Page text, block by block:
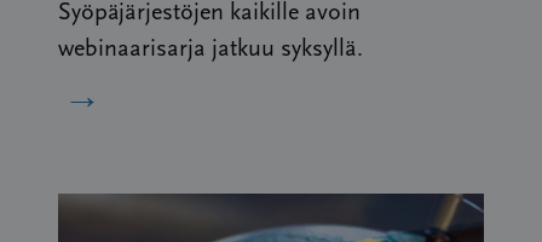
Syöpäjärjestöjen kaikille avoin
webinaarisarja jatkuu syksyllä.
→